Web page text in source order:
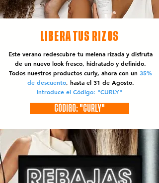
LIBERA TUS RIZOS
Este verano redescubre tu melena rizada y disfruta
de un nuevo look fresco, hidratado y definido.
Todos nuestros productos curly, ahora con un 35%
de descuento, hasta el 31 de Agosto.
Introduce el Código: "CURLY"
CÓDIGO: "CURLY"